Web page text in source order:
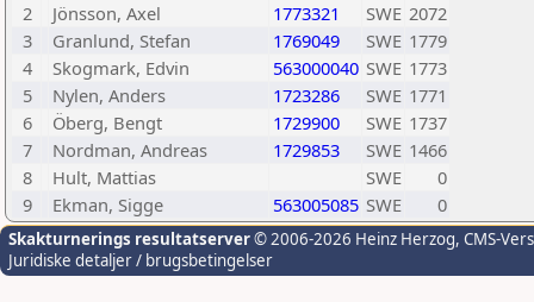
2
Jönsson, Axel 1773321 SWE 2072
3
Granlund, Stefan 1769049 SWE 1779
4
Skogmark, Edvin 563000040 SWE 1773
5
Nylen, Anders 1723286 SWE 1771
6
Öberg, Bengt 1729900 SWE 1737
7
Nordman, Andreas 1729853 SWE 1466
8
Hult, Mattias SWE
0
9
Ekman, Sigge 563005085 SWE 0
Skakturnerings resultatserver© 2006-2026 Heinz Herzog, CMS-
Juridiske detaljer / brugsbetingelser